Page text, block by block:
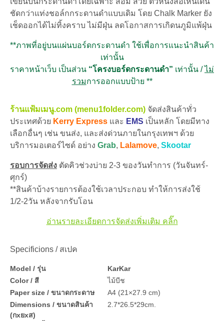
ชัดกว่าแท่งชอล์กกระดานดำแบบเดิม โดย Chalk Marker ยัง
เช็ดออกได้ไม่ทิ้งคราบ ไม่มีฝุ่น ลดโอกาสการเกิดนภูมิแพ้ฝุ่น
**ภาพที่อยู่บนแผ่นบอร์ดกระดานดำ ใช้เพื่อการแนะนำสินค้า
เท่านั้น
ราคาหน้าเว็บ เป็นส่วน “โครงบอร์ดกระดานดำ” เท่านั้น /ไม่
รวมการออกแบบป้าย **
ร้านแฟ้มเมนู.com (menu1folder.com) จัดส่งสินค้าทั่ว
ประเทศด้วย Kerry Express และ EMS เป็นหลัก โดยมีทาง
เลือกอื่นๆ เช่น ขนส่ง, และส่งด่วนภายในกรุงเทพฯ ด้วย
บริการมอเตอร์ไซด์ อย่าง Grab, Lalamove, Skootar
รอบการจัดส่ง ตัดคิวช่วงบ่าย 2-3 ของวันทำการ (วันจันทร์-
ศุกร์)
**สินค้าบ้างรายการต้องใช้เวลาประกอบ ทำให้การส่งใช้
1/2-2วัน หลังจากรับโอน
อ่านรายละเอียดการจัดส่งเพิ่มเติม คลิ๊ก
Specificions / สเปค
Model / รุ่น
KarKar
Color / สี
ไม้บีช
Paper size / ขนาดกระดาษ
A4 (21×27.9 cm)
Dimensions / ขนาดสินค้า
(กxยxส)
2.7*26.5*29cm.